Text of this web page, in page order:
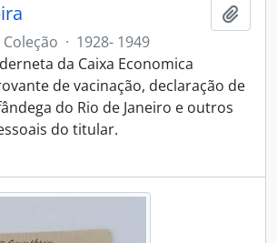
Coleção · 1928- 1949
da Caixa Economica
de vacinação, declaração de
do Rio de Janeiro e outros
do titular.